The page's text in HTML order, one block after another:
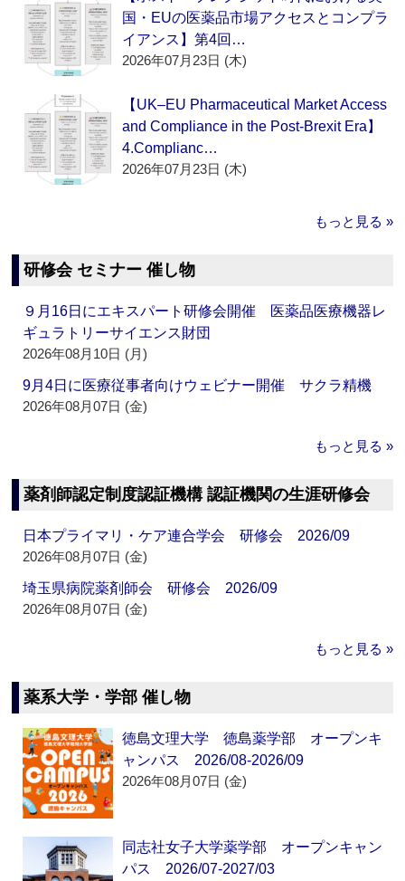
国・EUの医薬品市場アクセスとコンプラ
イアンス】第4回…
2026年07月23日 (木)
【UK–EU Pharmaceutical Market Access
and Compliance in the Post-Brexit Era】
4.Complianc…
2026年07月23日 (木)
もっと見る »
研修会 セミナー 催し物
９月16日にエキスパート研修会開催 医薬品医療機器レ
ギュラトリーサイエンス財団
2026年08月10日 (月)
9月4日に医療従事者向けウェビナー開催 サクラ精機
2026年08月07日 (金)
もっと見る »
薬剤師認定制度認証機構 認証機関の生涯研修会
日本プライマリ・ケア連合学会 研修会 2026/09
2026年08月07日 (金)
埼玉県病院薬剤師会 研修会 2026/09
2026年08月07日 (金)
もっと見る »
薬系大学・学部 催し物
徳島文理大学 徳島薬学部 オープンキ
ャンパス 2026/08-2026/09
2026年08月07日 (金)
同志社女子大学薬学部 オープンキャン
パス 2026/07-2027/03